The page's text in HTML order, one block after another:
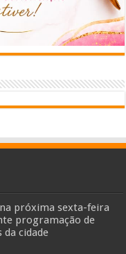
próxima sexta-feira
programação de
da cidade